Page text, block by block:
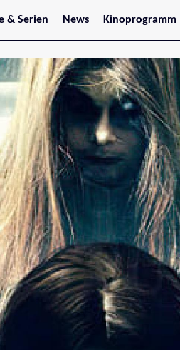
& Serien News
Stars
Kinoprogramm
Jetzt im Kino
Wien
Niederösterreich
Oberösterreich
Steiermark
Burgenland
Kärnten
Salzburg
Tirol
Vorarlberg